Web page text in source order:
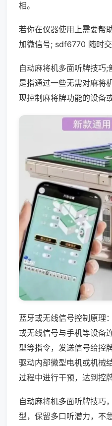
相。
若你在仪器使用上需要帮
加微信号; sdf6770 随时交
自动麻将机多面听牌技巧
是指通过一些无需对麻将
现控制麻将牌功能的设备
蓝牙或无线信号控制原理
或无线信号与手机等设备
型等指令，发送信号给控
驱动内部微型电机或机械
过程中进行干预，达到控
自动麻将机多面听牌技巧
型，保留多口听潜力，不